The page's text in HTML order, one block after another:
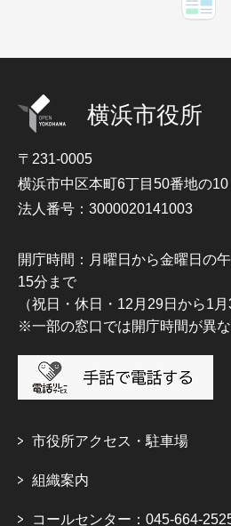
横浜市役所
〒231-0005
横浜市中区本町6丁目50番地の10
法人番号：3000020141003
開庁時間：月曜日から金曜日の
15分まで
（祝日・休日・12月29日から1月
※一部の窓口では開庁時間が異
市役所アクセス・駐車場
組織案内
コールセンター：045-664-